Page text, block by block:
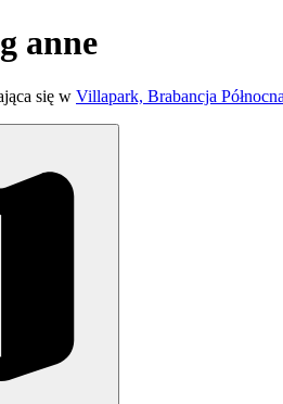
anne
się w Villapark, Brabancja